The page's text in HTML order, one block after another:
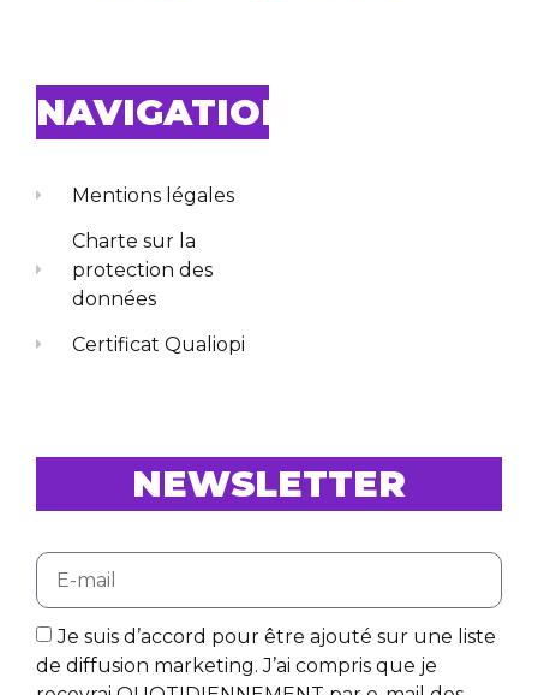
NAVIGATION
Mentions légales
Charte sur la
protection des
données
Certificat Qualiopi
NEWSLETTER
Je suis d’accord pour être ajouté sur une liste
de diffusion marketing. J’ai compris que je